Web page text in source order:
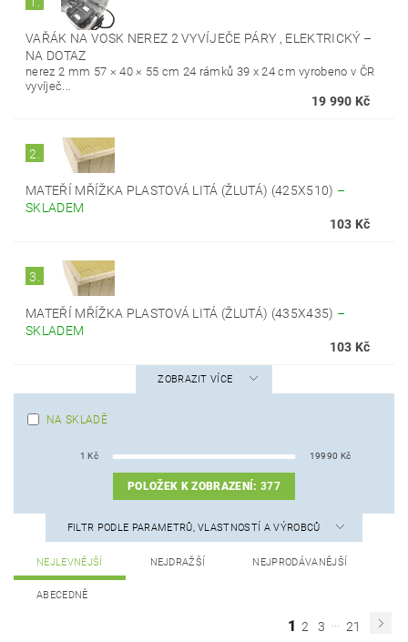
VAŘÁK NA VOSK NEREZ 2 VYVÍJEČE PÁRY , ELEKTRICKÝ –
NA DOTAZ
nerez 2 mm 57 × 40 × 55 cm 24 rámků 39 x 24 cm vyrobeno v ČR
vyvíječ...
19 990 Kč
2.
MATEŘÍ MŘÍŽKA PLASTOVÁ LITÁ (ŽLUTÁ) (425X510) –
SKLADEM
103 Kč
3.
MATEŘÍ MŘÍŽKA PLASTOVÁ LITÁ (ŽLUTÁ) (435X435) –
SKLADEM
103 Kč
ZOBRAZIT VÍCE
NA SKLADĚ
1 Kč 19990 Kč
POLOŽEK K ZOBRAZENÍ: 377
FILTR PODLE PARAMETRŮ, VLASTNOSTÍ A VÝROBCŮ
NEJLEVNĚJŠÍ NEJDRAŽŠÍ NEJPRODÁVANĚJŠÍ
ABECEDNĚ
1 2 3 ... 21